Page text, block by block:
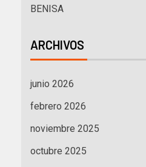
BENISA
ARCHIVOS
junio 2026
febrero 2026
noviembre 2025
octubre 2025